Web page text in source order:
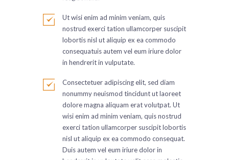
Ut wisi enim ad minim veniam, quis
nostrud exerci tation ullamcorper suscipit
lobortis nisl ut aliquip ex ea commodo
consequatuis autem vel eum iriure dolor
in hendrerit in vulputate.
Consectetuer adipiscing elit, sed diam
nonummy neuismod tincidunt ut laoreet
dolore magna aliquam erat volutpat. Ut
wisi enim ad minim veniam, quis nostrud
exerci tation ullamcorper suscipit lobortis
nisl ut aliquip ex ea commodo consequat.
Duis autem vel eum iriure dolor in